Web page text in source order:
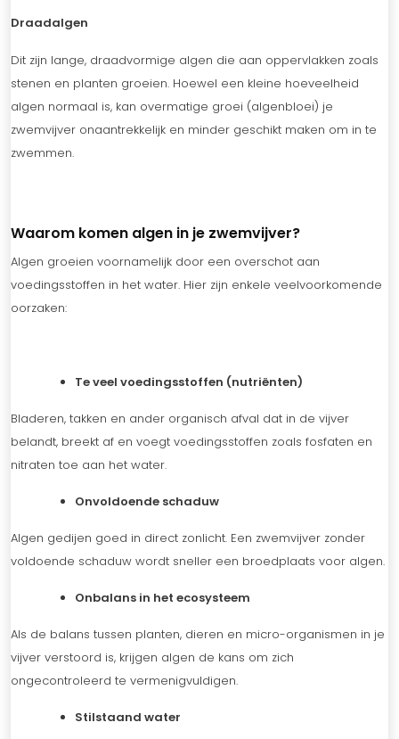
Draadalgen
Dit zijn lange, draadvormige algen die aan oppervlakken zoals
stenen en planten groeien. Hoewel een kleine hoeveelheid
algen normaal is, kan overmatige groei (algenbloei) je
zwemvijver onaantrekkelijk en minder geschikt maken om in te
zwemmen.
Waarom komen algen in je zwemvijver?
Algen groeien voornamelijk door een overschot aan
voedingsstoffen in het water. Hier zijn enkele veelvoorkomende
oorzaken:
Te veel voedingsstoffen (nutriënten)
Bladeren, takken en ander organisch afval dat in de vijver
belandt, breekt af en voegt voedingsstoffen zoals fosfaten en
nitraten toe aan het water.
Onvoldoende schaduw
Algen gedijen goed in direct zonlicht. Een zwemvijver zonder
voldoende schaduw wordt sneller een broedplaats voor algen.
Onbalans in het ecosysteem
Als de balans tussen planten, dieren en micro-organismen in je
vijver verstoord is, krijgen algen de kans om zich
ongecontroleerd te vermenigvuldigen.
Stilstaand water